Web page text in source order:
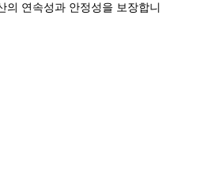
의 연속성과 안정성을 보장합니